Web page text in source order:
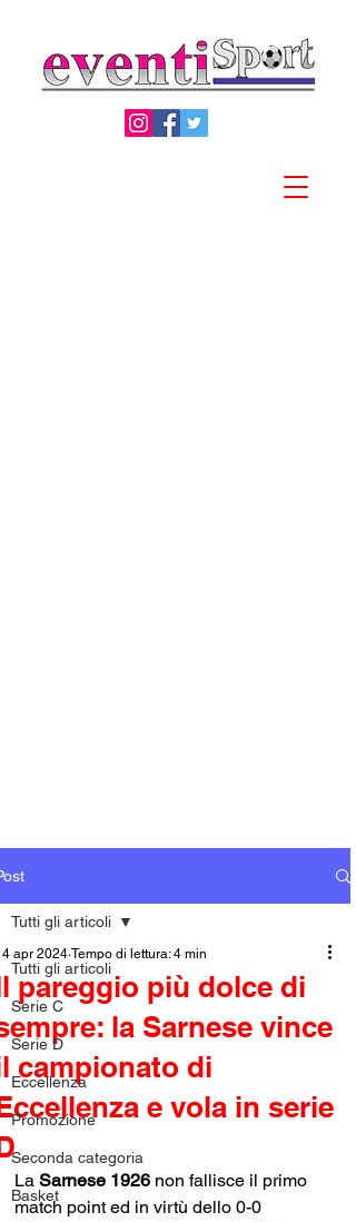
Tutti gli articoli
Serie C
Serie D
Eccellenza
Promozione
Seconda categoria
Basket
Tutti gli articoli
pareggio più dolce di
la Sarnese vince
campionato di
e vola in serie
apr 2024 Tempo di lettura: 4 min
La Sarnese 1926 non fallisce il primo
match point ed in virtù dello 0-0